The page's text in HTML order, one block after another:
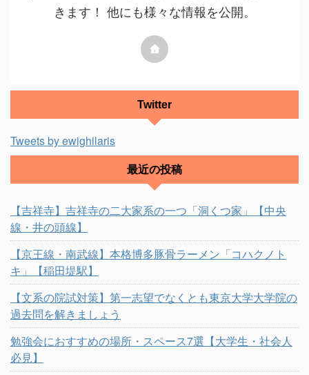
きます！ 他にも様々な情報を公開。
Twitter
Tweets by ewighilaris
最近の投稿
【吉祥寺】吉祥寺の二大家系の一つ「洞くつ家」【中央
線・井の頭線】
【京王線・南武線】本格博多豚骨ラーメン「コハクノト
キ」【稲田堤駅】
【文系の院試対策】第一志望でなくとも東京大学大学院の
過去問を解きましょう
勉強会におすすめの場所・スペース7選【大学生・社会人
必見】